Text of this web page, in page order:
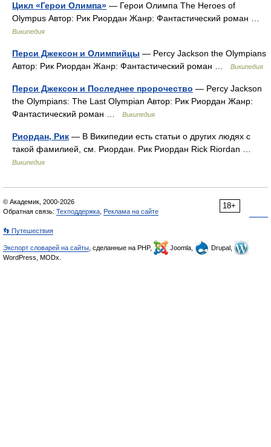
Цикл «Герои Олимпа» — Герои Олимпа The Heroes of
Olympus Автор: Рик Риордан Жанр: Фантастический роман …
Википедия
Перси Джексон и Олимпийцы — Percy Jackson the Olympians
Автор: Рик Риордан Жанр: Фантастический роман …
Википедия
Перси Джексон и Последнее пророчество — Percy Jackson
the Olympians: The Last Olympian Автор: Рик Риордан Жанр:
Фантастический роман …
Википедия
Риордан, Рик — В Википедии есть статьи о других людях с
такой фамилией, см. Риордан. Рик Риордан Rick Riordan …
Википедия
18+
© Академик, 2000-2026
Обратная связь: Техподдержка Реклама на сайте
👣 Путешествия
Экспорт словарей на сайты , сделанные на PHP, Joomla,
Drupal,
WordPress, MODx.